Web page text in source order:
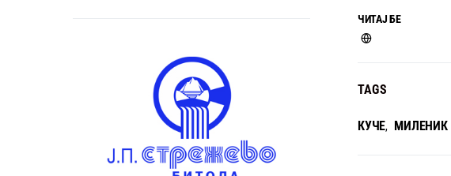
ЧИТАЈ БЕ
TAGS
КУЧЕ, МИЛЕНИК